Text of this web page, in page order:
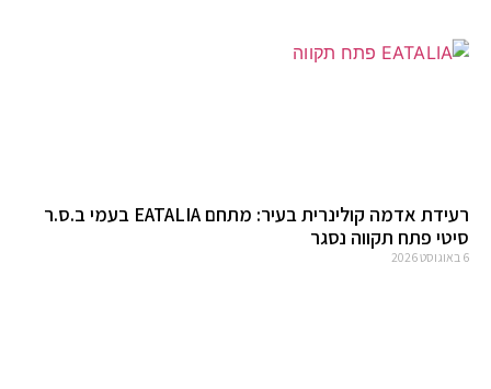
רעידת אדמה קולינרית בעיר: מתחם EATALIA בעמי ב.ס.ר
סיטי פתח תקווה נסגר
6 באוגוסט 2026